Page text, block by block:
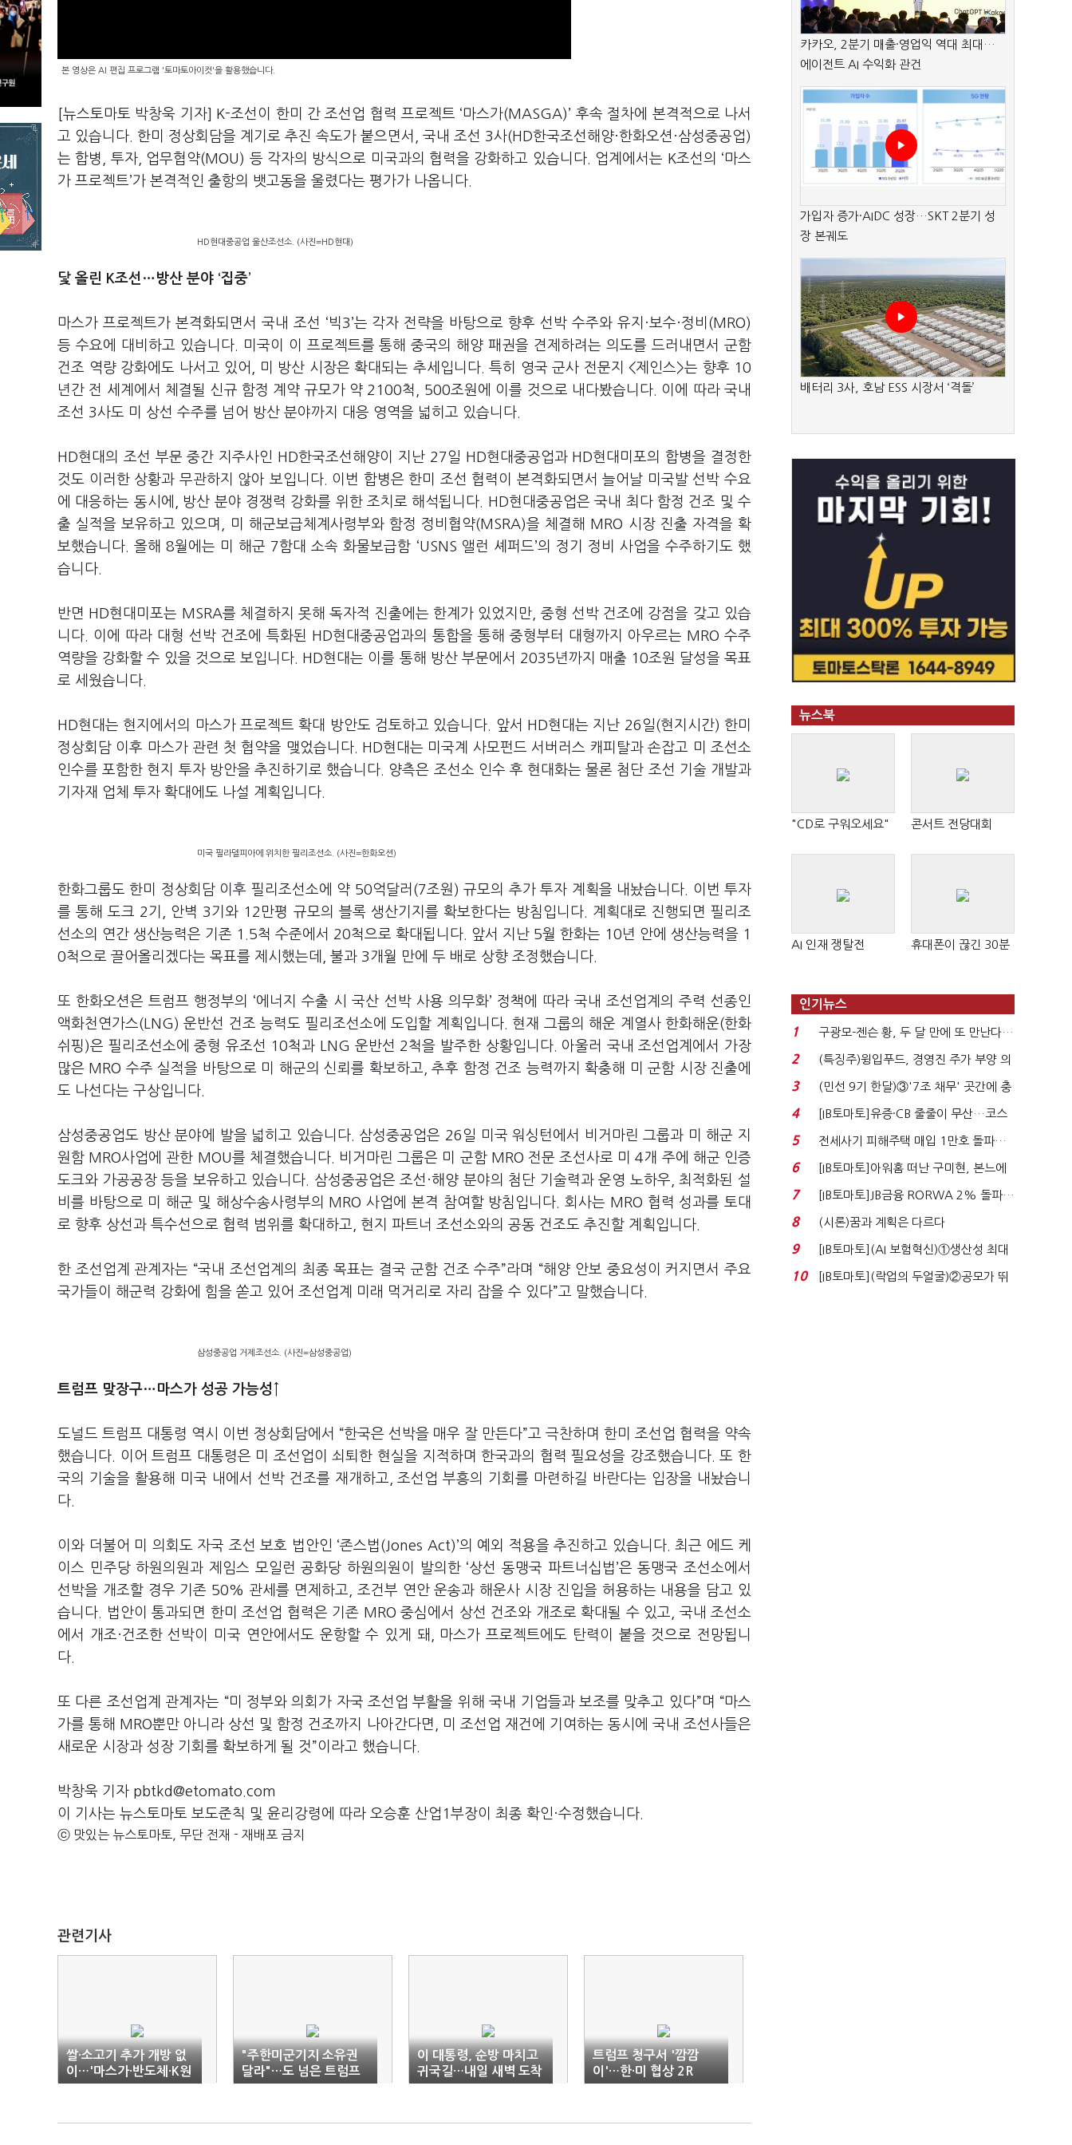
본 영상은 AI 편집 프로그램 '토마토아이컷'을 활용했습니다.
[뉴스토마토 박창욱 기자] K-조선이 한미 간 조선업 협력 프로젝트 ‘마스가(MASGA)’ 후속 절차에 본격적으로 나서
고 있습니다. 한미 정상회담을 계기로 추진 속도가 붙으면서, 국내 조선 3사(HD한국조선해양·한화오션·삼성중공업)
는 합병, 투자, 업무협약(MOU) 등 각자의 방식으로 미국과의 협력을 강화하고 있습니다. 업계에서는 K조선의 ‘마스
가 프로젝트’가 본격적인 출항의 뱃고동을 울렸다는 평가가 나옵니다.
HD현대중공업 울산조선소. (사진=HD현대)
닻 올린 K조선…방산 분야 ‘집중’
마스가 프로젝트가 본격화되면서 국내 조선 ‘빅3’는 각자 전략을 바탕으로 향후 선박 수주와 유지·보수·정비(MRO)
등 수요에 대비하고 있습니다. 미국이 이 프로젝트를 통해 중국의 해양 패권을 견제하려는 의도를 드러내면서 군함
건조 역량 강화에도 나서고 있어, 미 방산 시장은 확대되는 추세입니다. 특히 영국 군사 전문지 <제인스>는 향후 10
년간 전 세계에서 체결될 신규 함정 계약 규모가 약 2100척, 500조원에 이를 것으로 내다봤습니다. 이에 따라 국내
조선 3사도 미 상선 수주를 넘어 방산 분야까지 대응 영역을 넓히고 있습니다.
HD현대의 조선 부문 중간 지주사인 HD한국조선해양이 지난 27일 HD현대중공업과 HD현대미포의 합병을 결정한
것도 이러한 상황과 무관하지 않아 보입니다. 이번 합병은 한미 조선 협력이 본격화되면서 늘어날 미국발 선박 수요
에 대응하는 동시에, 방산 분야 경쟁력 강화를 위한 조치로 해석됩니다. HD현대중공업은 국내 최다 함정 건조 및 수
출 실적을 보유하고 있으며, 미 해군보급체계사령부와 함정 정비협약(MSRA)을 체결해 MRO 시장 진출 자격을 확
보했습니다. 올해 8월에는 미 해군 7함대 소속 화물보급함 ‘USNS 앨런 셰퍼드’의 정기 정비 사업을 수주하기도 했
습니다.
반면 HD현대미포는 MSRA를 체결하지 못해 독자적 진출에는 한계가 있었지만, 중형 선박 건조에 강점을 갖고 있습
니다. 이에 따라 대형 선박 건조에 특화된 HD현대중공업과의 통합을 통해 중형부터 대형까지 아우르는 MRO 수주
역량을 강화할 수 있을 것으로 보입니다. HD현대는 이를 통해 방산 부문에서 2035년까지 매출 10조원 달성을 목표
로 세웠습니다.
HD현대는 현지에서의 마스가 프로젝트 확대 방안도 검토하고 있습니다. 앞서 HD현대는 지난 26일(현지시간) 한미
정상회담 이후 마스가 관련 첫 협약을 맺었습니다. HD현대는 미국계 사모펀드 서버러스 캐피탈과 손잡고 미 조선소
인수를 포함한 현지 투자 방안을 추진하기로 했습니다. 양측은 조선소 인수 후 현대화는 물론 첨단 조선 기술 개발과
기자재 업체 투자 확대에도 나설 계획입니다.
미국 필라델피아에 위치한 필리조선소. (사진=한화오션)
한화그룹도 한미 정상회담 이후 필리조선소에 약 50억달러(7조원) 규모의 추가 투자 계획을 내놨습니다. 이번 투자
를 통해 도크 2기, 안벽 3기와 12만평 규모의 블록 생산기지를 확보한다는 방침입니다. 계획대로 진행되면 필리조
선소의 연간 생산능력은 기존 1.5척 수준에서 20척으로 확대됩니다. 앞서 지난 5월 한화는 10년 안에 생산능력을 1
0척으로 끌어올리겠다는 목표를 제시했는데, 불과 3개월 만에 두 배로 상향 조정했습니다.
또 한화오션은 트럼프 행정부의 ‘에너지 수출 시 국산 선박 사용 의무화’ 정책에 따라 국내 조선업계의 주력 선종인
액화천연가스(LNG) 운반선 건조 능력도 필리조선소에 도입할 계획입니다. 현재 그룹의 해운 계열사 한화해운(한화
쉬핑)은 필리조선소에 중형 유조선 10척과 LNG 운반선 2척을 발주한 상황입니다. 아울러 국내 조선업계에서 가장
많은 MRO 수주 실적을 바탕으로 미 해군의 신뢰를 확보하고, 추후 함정 건조 능력까지 확충해 미 군함 시장 진출에
도 나선다는 구상입니다.
삼성중공업도 방산 분야에 발을 넓히고 있습니다. 삼성중공업은 26일 미국 워싱턴에서 비거마린 그룹과 미 해군 지
원함 MRO사업에 관한 MOU를 체결했습니다. 비거마린 그룹은 미 군함 MRO 전문 조선사로 미 4개 주에 해군 인증
도크와 가공공장 등을 보유하고 있습니다. 삼성중공업은 조선·해양 분야의 첨단 기술력과 운영 노하우, 최적화된 설
비를 바탕으로 미 해군 및 해상수송사령부의 MRO 사업에 본격 참여할 방침입니다. 회사는 MRO 협력 성과를 토대
로 향후 상선과 특수선으로 협력 범위를 확대하고, 현지 파트너 조선소와의 공동 건조도 추진할 계획입니다.
한 조선업계 관계자는 “국내 조선업계의 최종 목표는 결국 군함 건조 수주”라며 “해양 안보 중요성이 커지면서 주요
국가들이 해군력 강화에 힘을 쏟고 있어 조선업계 미래 먹거리로 자리 잡을 수 있다”고 말했습니다.
삼성중공업 거제조선소. (사진=삼성중공업)
트럼프 맞장구…마스가 성공 가능성↑
도널드 트럼프 대통령 역시 이번 정상회담에서 “한국은 선박을 매우 잘 만든다”고 극찬하며 한미 조선업 협력을 약속
했습니다. 이어 트럼프 대통령은 미 조선업이 쇠퇴한 현실을 지적하며 한국과의 협력 필요성을 강조했습니다. 또 한
국의 기술을 활용해 미국 내에서 선박 건조를 재개하고, 조선업 부흥의 기회를 마련하길 바란다는 입장을 내놨습니
다.
이와 더불어 미 의회도 자국 조선 보호 법안인 ‘존스법(Jones Act)’의 예외 적용을 추진하고 있습니다. 최근 에드 케
이스 민주당 하원의원과 제임스 모일런 공화당 하원의원이 발의한 ‘상선 동맹국 파트너십법’은 동맹국 조선소에서
선박을 개조할 경우 기존 50% 관세를 면제하고, 조건부 연안 운송과 해운사 시장 진입을 허용하는 내용을 담고 있
습니다. 법안이 통과되면 한미 조선업 협력은 기존 MRO 중심에서 상선 건조와 개조로 확대될 수 있고, 국내 조선소
에서 개조·건조한 선박이 미국 연안에서도 운항할 수 있게 돼, 마스가 프로젝트에도 탄력이 붙을 것으로 전망됩니
다.
또 다른 조선업계 관계자는 “미 정부와 의회가 자국 조선업 부활을 위해 국내 기업들과 보조를 맞추고 있다”며 “마스
가를 통해 MRO뿐만 아니라 상선 및 함정 건조까지 나아간다면, 미 조선업 재건에 기여하는 동시에 국내 조선사들은
새로운 시장과 성장 기회를 확보하게 될 것”이라고 했습니다.
박창욱 기자 pbtkd@etomato.com
이 기사는 뉴스토마토 보도준칙 및 윤리강령에 따라 오승훈 산업1부장이 최종 확인·수정했습니다.
ⓒ 맛있는 뉴스토마토, 무단 전재 - 재배포 금지
관련기사
쌀·소고기 추가 개방 없
이…'마스가·반도체·K원
전' 협력
"주한미군기지 소유권
달라"…도 넘은 트럼프
이 대통령, 순방 마치고
귀국길…내일 새벽 도착
트럼프 청구서 '깜깜
이'…한·미 협상 2R
카카오, 2분기 매출·영업익 역대 최대…
에이전트 AI 수익화 관건
가입자 증가·AIDC 성장…SKT 2분기 성
장 본궤도
배터리 3사, 호남 ESS 시장서 ‘격돌’
뉴스북
"CD로 구워오세요" 콘서트 전당대회
AI 인재 쟁탈전 휴대폰이 끊긴 30분
인기뉴스
1
구광모-젠슨 황, 두 달 만에 또 만난다…
로봇·AI 등 논...
2
(특징주)윙입푸드, 경영진 주가 부양 의
지에 상한가...
3
(민선 9기 한달)③'7조 채무' 곳간에 충
격…추미애, 20년...
4
[IB토마토]유증·CB 줄줄이 무산…코스
닥 벌점 급증에 ...
5
전세사기 피해주택 매입 1만호 돌파…
누적 피해자 4만2...
6
[IB토마토]아워홈 떠난 구미현, 본느에
340억 베팅…가...
7
[IB토마토]JB금융 RORWA 2% 돌파…
실적 견인은 은행 ...
8 (시론)꿈과 계획은 다르다
9
[IB토마토](AI 보험혁신)①생산성 최대
80% 개선…현실...
10
[IB토마토](락업의 두얼굴)②공모가 뛰